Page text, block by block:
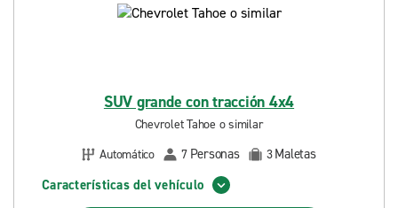
SUV grande con tracción 4x4
Chevrolet Tahoe o similar
Automático
7 Personas 3Maletas
Características del vehículo